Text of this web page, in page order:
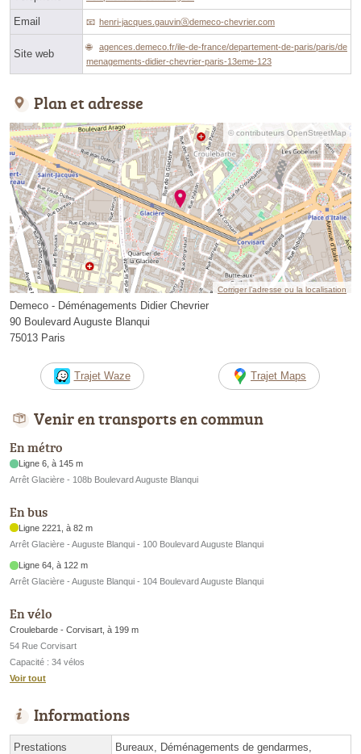
Email henri-jacques.gauvinⓐdemeco-chevrier.com
Site web
agences.demeco.fr/ile-de-france/departement-de-paris/paris/de
menagements-didier-chevrier-paris-13eme-123
Plan et adresse
© contributeurs OpenStreetMap
Corriger l’adresse ou la localisation
Demeco - Déménagements Didier Chevrier
90 Boulevard Auguste Blanqui
75013 Paris
Trajet Waze Trajet Maps
Venir en transports en commun
En métro
Ligne 6, à 145 m
Arrêt Glacière - 108b Boulevard Auguste Blanqui
En bus
Ligne 2221, à 82 m
Arrêt Glacière - Auguste Blanqui - 100 Boulevard Auguste Blanqui
Ligne 64, à 122 m
Arrêt Glacière - Auguste Blanqui - 104 Boulevard Auguste Blanqui
En vélo
Croulebarde - Corvisart, à 199 m
54 Rue Corvisart
Capacité : 34 vélos
Voir tout
Informations
Prestations
Bureaux, Déménagements de gendarmes,